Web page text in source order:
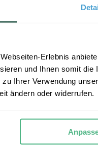
Erlebnis
und Ihnen somit
Ihrer Verwendung
ändern oder widerrufen.